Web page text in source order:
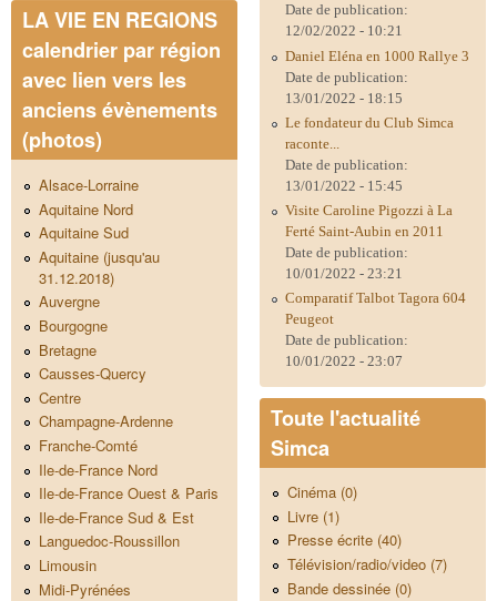
LA VIE EN REGIONS
calendrier par région
avec lien vers les
anciens évènements
(photos)
Alsace-Lorraine
Aquitaine Nord
Aquitaine Sud
Aquitaine (jusqu'au
31.12.2018)
Auvergne
Bourgogne
Bretagne
Causses-Quercy
Centre
Champagne-Ardenne
Franche-Comté
Ile-de-France Nord
Ile-de-France Ouest & Paris
Ile-de-France Sud & Est
Languedoc-Roussillon
Limousin
Midi-Pyrénées
Date de publication:
12/02/2022 - 10:21
Daniel Eléna en 1000 Rallye 3
Date de publication:
13/01/2022 - 18:15
Le fondateur du Club Simca
raconte...
Date de publication:
13/01/2022 - 15:45
Visite Caroline Pigozzi à La
Ferté Saint-Aubin en 2011
Date de publication:
10/01/2022 - 23:21
Comparatif Talbot Tagora 604
Peugeot
Date de publication:
10/01/2022 - 23:07
Toute l'actualité
Simca
Cinéma (0)
Livre (1)
Presse écrite (40)
Télévision/radio/video (7)
Bande dessinée (0)